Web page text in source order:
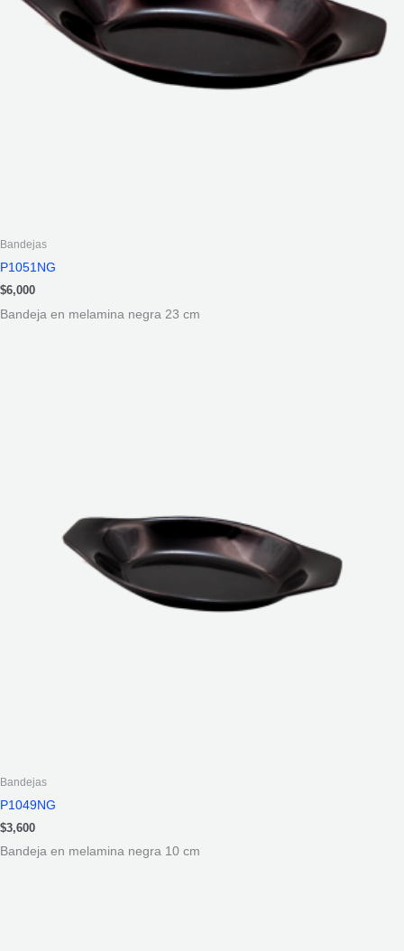
Bandejas
P1051NG
$6,000
Bandeja en melamina negra 23 cm
Bandejas
P1049NG
$3,600
Bandeja en melamina negra 10 cm